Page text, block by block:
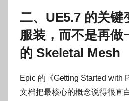
二、UE5.7 的关键
服装，而不是再做
的 Skeletal Mesh
Epic 的《Getting Started with
文档把最核心的概念说得很直